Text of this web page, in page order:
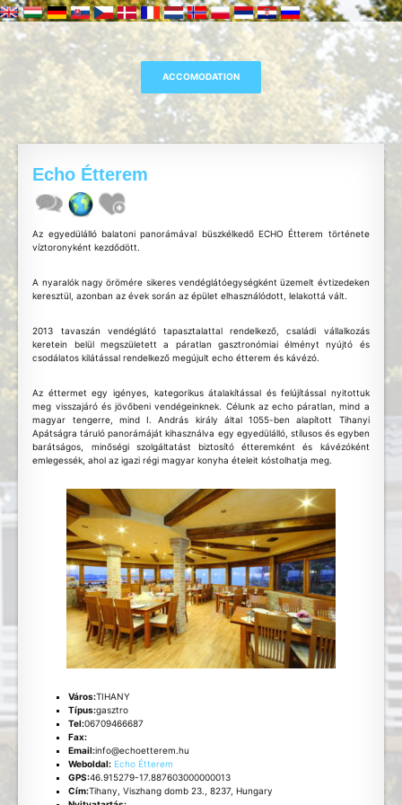
Echo Étterem
Az egyedülálló balatoni panorámával büszkélkedő ECHO Étterem története
víztoronyként kezdődött.
A nyaralók nagy örömére sikeres vendéglátóegységként üzemelt évtizedeken
keresztül, azonban az évek során az épület elhasználódott, lelakottá vált.
2013 tavaszán vendéglátó tapasztalattal rendelkező, családi vállalkozás
keretein belül megszületett a páratlan gasztronómiai élményt nyújtó és
csodálatos kilátással rendelkező megújult echo étterem és kávézó.
Az éttermet egy igényes, kategorikus átalakítással és felújítással nyitottuk
meg visszajáró és jövőbeni vendégeinknek. Célunk az echo páratlan, mind a
magyar tengerre, mind I. András király által 1055-ben alapított Tihanyi
Apátságra táruló panorámáját kihasználva egy egyedülálló, stílusos és egyben
barátságos, minőségi szolgáltatást biztosító étteremként és kávézóként
emlegessék, ahol az igazi régi magyar konyha ételeit kóstolhatja meg.
Város:TIHANY
Típus:gasztro
Tel:06709466687
Fax:
Email:info@echoetterem.hu
Weboldal: Echo Étterem
GPS:46.915279-17.887603000000013
Cím:Tihany, Viszhang domb 23., 8237, Hungary